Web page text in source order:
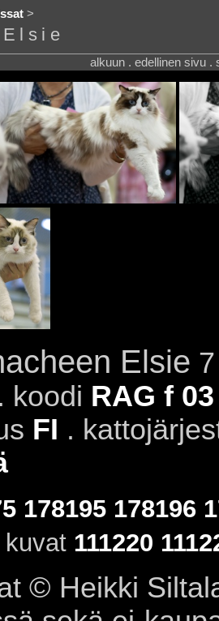
>
alkuun . edellinen sivu .
Elsie
. koodi RAG f 03
FI .
178195 178196
kuvat 111220
© Heikki